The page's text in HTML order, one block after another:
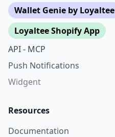
Wallet Genie by Loyaltee
Loyaltee Shopify App
API - MCP
Push Notifications
Widgent
Resources
Documentation